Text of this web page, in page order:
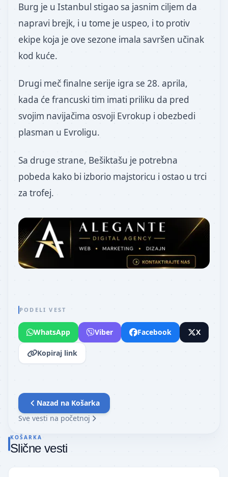
Burg je u Istanbul stigao sa jasnim ciljem da
napravi brejk, i u tome je uspeo, i to protiv
ekipe koja je ove sezone imala savršen učinak
kod kuće.
Drugi meč finalne serije igra se 28. aprila,
kada će francuski tim imati priliku da pred
svojim navijačima osvoji Evrokup i obezbedi
plasman u Evroligu.
Sa druge strane, Bešiktašu je potrebna
pobeda kako bi izborio majstoricu i ostao u trci
za trofej.
PODELI VEST
WhatsApp Viber Facebook X
Kopiraj link
Nazad na Košarka
Sve vesti na početnoj
KOŠARKA
Slične vesti